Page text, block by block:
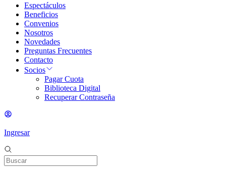
Espectáculos
Beneficios
Convenios
Nosotros
Novedades
Preguntas Frecuentes
Contacto
Socios
Pagar Cuota
Biblioteca Digital
Recuperar Contraseña
Ingresar